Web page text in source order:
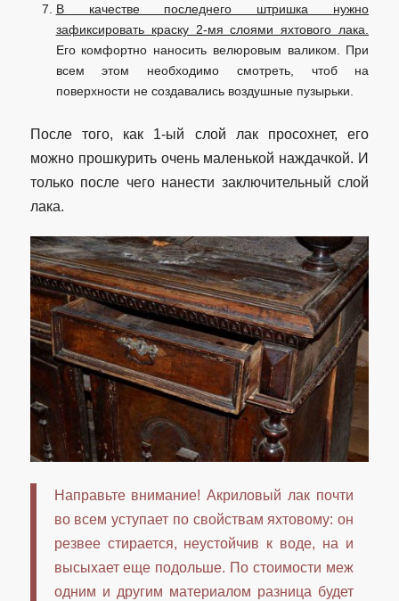
В качестве последнего штришка нужно
зафиксировать краску 2-мя слоями яхтового лака.
Его комфортно наносить велюровым валиком. При
всем этом необходимо смотреть, чтоб на
поверхности не создавались воздушные пузырьки.
После того, как 1-ый слой лак просохнет, его
можно прошкурить очень маленькой наждачкой. И
только после чего нанести заключительный слой
лака.
Направьте внимание! Акриловый лак почти
во всем уступает по свойствам яхтовому: он
резвее стирается, неустойчив к воде, на и
высыхает еще подольше. По стоимости меж
одним и другим материалом разница будет